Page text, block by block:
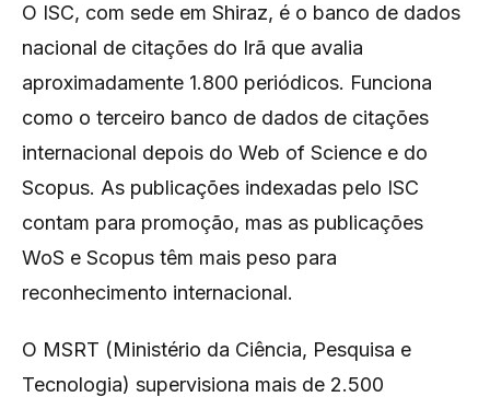
O ISC, com sede em Shiraz, é o banco de dados
nacional de citações do Irã que avalia
aproximadamente 1.800 periódicos. Funciona
como o terceiro banco de dados de citações
internacional depois do Web of Science e do
Scopus. As publicações indexadas pelo ISC
contam para promoção, mas as publicações
WoS e Scopus têm mais peso para
reconhecimento internacional.
O MSRT (Ministério da Ciência, Pesquisa e
Tecnologia) supervisiona mais de 2.500